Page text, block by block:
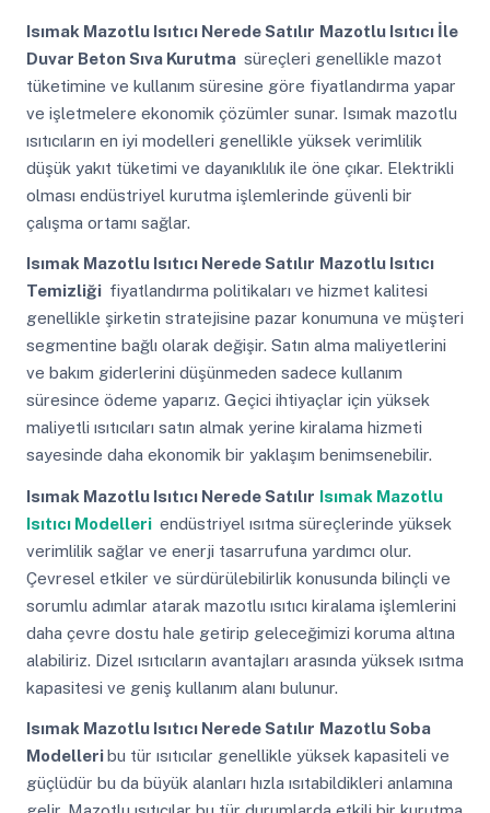
Isımak Mazotlu Isıtıcı Nerede Satılır Mazotlu Isıtıcı İle
Duvar Beton Sıva Kurutma süreçleri genellikle mazot
tüketimine ve kullanım süresine göre fiyatlandırma yapar
ve işletmelere ekonomik çözümler sunar. Isımak mazotlu
ısıtıcıların en iyi modelleri genellikle yüksek verimlilik
düşük yakıt tüketimi ve dayanıklılık ile öne çıkar. Elektrikli
olması endüstriyel kurutma işlemlerinde güvenli bir
çalışma ortamı sağlar.
Isımak Mazotlu Isıtıcı Nerede Satılır Mazotlu Isıtıcı
Temizliği fiyatlandırma politikaları ve hizmet kalitesi
genellikle şirketin stratejisine pazar konumuna ve müşteri
segmentine bağlı olarak değişir. Satın alma maliyetlerini
ve bakım giderlerini düşünmeden sadece kullanım
süresince ödeme yaparız. Geçici ihtiyaçlar için yüksek
maliyetli ısıtıcıları satın almak yerine kiralama hizmeti
sayesinde daha ekonomik bir yaklaşım benimsenebilir.
Isımak Mazotlu Isıtıcı Nerede Satılır Isımak Mazotlu
Isıtıcı Modelleri endüstriyel ısıtma süreçlerinde yüksek
verimlilik sağlar ve enerji tasarrufuna yardımcı olur.
Çevresel etkiler ve sürdürülebilirlik konusunda bilinçli ve
sorumlu adımlar atarak mazotlu ısıtıcı kiralama işlemlerini
daha çevre dostu hale getirip geleceğimizi koruma altına
alabiliriz. Dizel ısıtıcıların avantajları arasında yüksek ısıtma
kapasitesi ve geniş kullanım alanı bulunur.
Isımak Mazotlu Isıtıcı Nerede Satılır Mazotlu Soba
Modelleri bu tür ısıtıcılar genellikle yüksek kapasiteli ve
güçlüdür bu da büyük alanları hızla ısıtabildikleri anlamına